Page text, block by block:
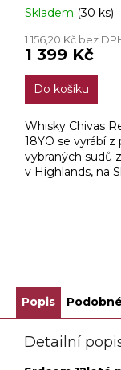
Průměrné
produktu
je
4,2
5
hvězdiček.
Skladem (30 ks)
1 156,20 Kč bez
1 399 Kč
Do košíku
Whisky Chivas
18YO se vyrábí z
vybraných sudů
v Highlands, na
Popis
Detailní